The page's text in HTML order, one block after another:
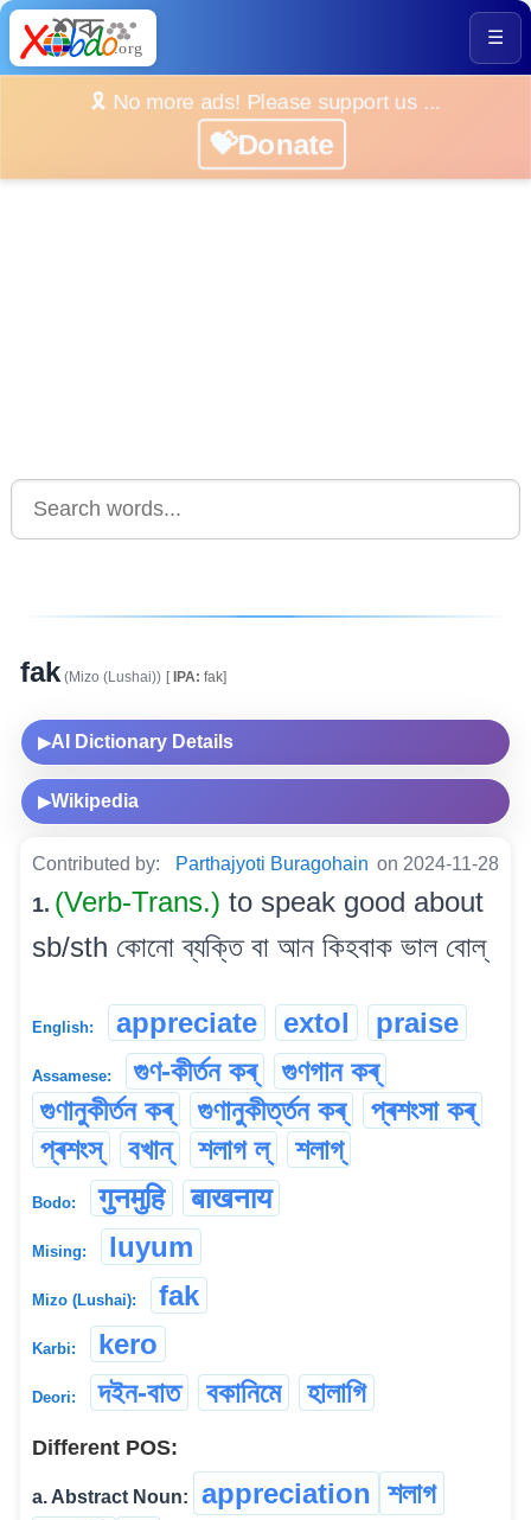
☰
🎗️ No more ads! Please support us ...
💝Donate
fak(Mizo (Lushai)) [IPA: fak]
▶AI Dictionary Details
▶Wikipedia
Contributed by: Parthajyoti Buragohain on 2024-11-28
1. (Verb-Trans.) to speak good about
sb/sth কোনো ব্যক্তি বা আন কিহবাক ভাল বোল্
English: appreciate extol praise
Assamese: গুণ-কীৰ্তন কৰ্
গুণগান কৰ্
গুণানুকীৰ্তন কৰ্
গুণানুকীৰ্ত্তন কৰ্
প্ৰশংসা কৰ্
প্ৰশংস্
বখান্ শলাগ ল্ শলাগ্
Bodo: गुनमुहि बाखनाय
Mising: luyum
Mizo (Lushai): fak
Karbi: kero
Deori: দইন-বাত বকানিমে হালাগি
Different POS:
a. Abstract Noun: appreciation শলাগ